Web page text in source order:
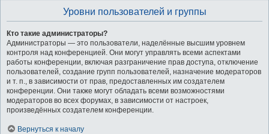
Уровни пользователей и группы
Кто такие администраторы?
Администраторы — это пользователи, наделённые высшим уровнем
контроля над конференцией. Они могут управлять всеми аспектами
работы конференции, включая разграничение прав доступа, отключение
пользователей, создание групп пользователей, назначение модераторов
и т. п., в зависимости от прав, предоставленных им создателем
конференции. Они также могут обладать всеми возможностями
модераторов во всех форумах, в зависимости от настроек,
произведённых создателем конференции.
Вернуться к началу